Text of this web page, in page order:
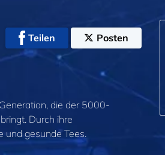
Teilen Posten
die der 5000-
Durch ihre
und gesunde Tees.